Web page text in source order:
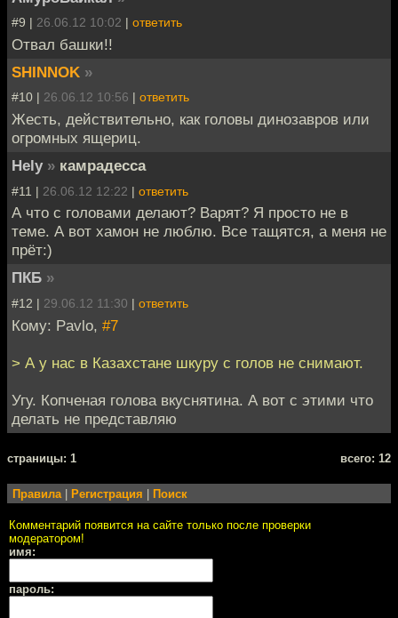
#9 | 26.06.12 10:02 | ответить
Отвал башки!!
SHINNOK »
#10 | 26.06.12 10:56 | ответить
Жесть, действительно, как головы динозавров или
огромных ящериц.
Hely » камрадесса
#11 | 26.06.12 12:22 | ответить
А что с головами делают? Варят? Я просто не в
теме. А вот хамон не люблю. Все тащятся, а меня не
прёт:)
ПКБ »
#12 | 29.06.12 11:30 | ответить
Кому: Pavlo, #7
> А у нас в Казахстане шкуру с голов не снимают.
Угу. Копченая голова вкуснятина. А вот с этими что
делать не представляю
cтраницы: 1 всего: 12
Правила | Регистрация | Поиск
Комментарий появится на сайте только после проверки
модератором!
имя:
пароль: